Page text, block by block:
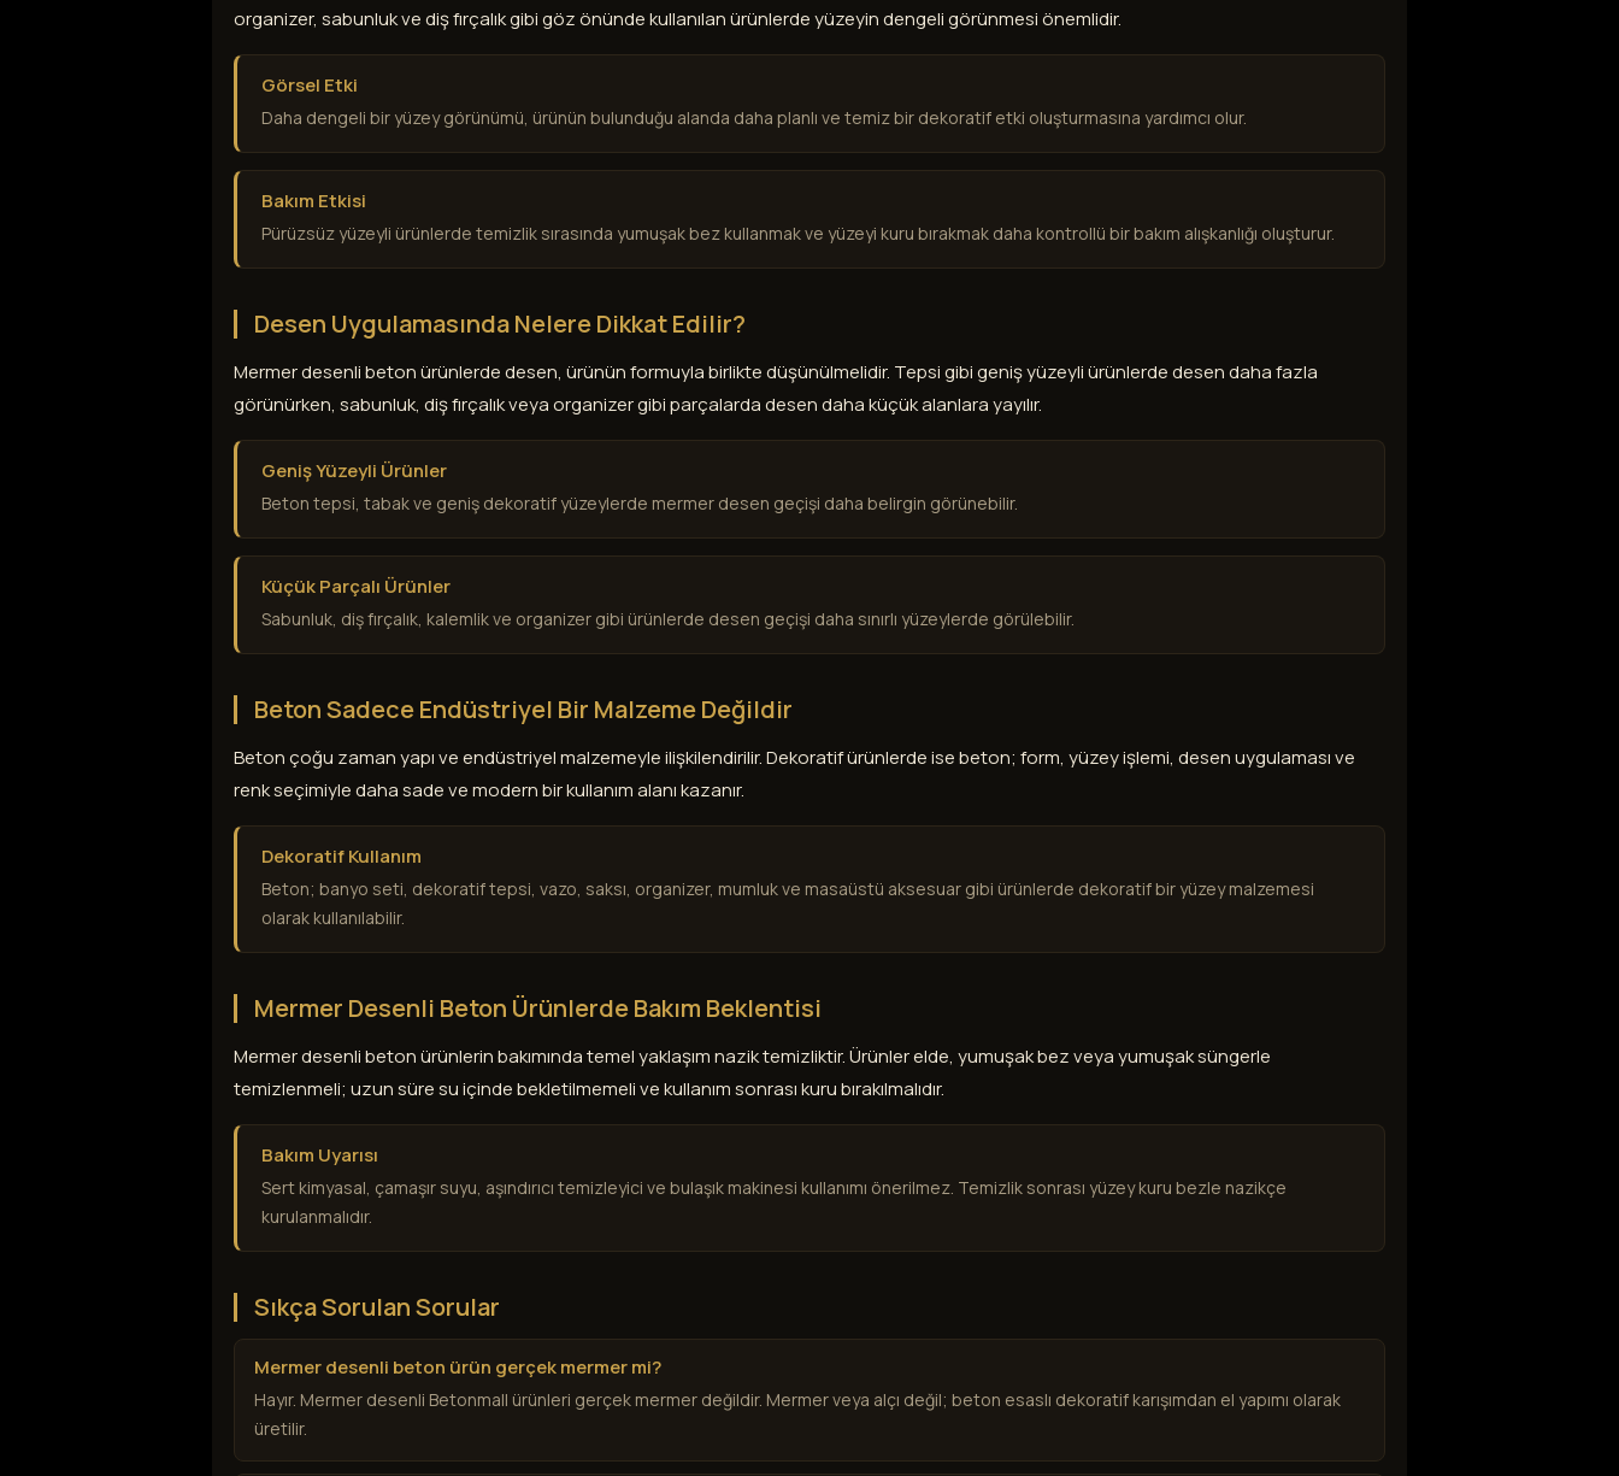
organizer, sabunluk ve diş fırçalık gibi göz önünde kullanılan ürünlerde yüzeyin dengeli görünmesi önemlidir.
Görsel Etki
Daha dengeli bir yüzey görünümü, ürünün bulunduğu alanda daha planlı ve temiz bir dekoratif etki oluşturmasına yardımcı olur.
Bakım Etkisi
Pürüzsüz yüzeyli ürünlerde temizlik sırasında yumuşak bez kullanmak ve yüzeyi kuru bırakmak daha kontrollü bir bakım alışkanlığı oluşturur.
Desen Uygulamasında Nelere Dikkat Edilir?
Mermer desenli beton ürünlerde desen, ürünün formuyla birlikte düşünülmelidir. Tepsi gibi geniş yüzeyli ürünlerde desen daha fazla
görünürken, sabunluk, diş fırçalık veya organizer gibi parçalarda desen daha küçük alanlara yayılır.
Geniş Yüzeyli Ürünler
Beton tepsi, tabak ve geniş dekoratif yüzeylerde mermer desen geçişi daha belirgin görünebilir.
Küçük Parçalı Ürünler
Sabunluk, diş fırçalık, kalemlik ve organizer gibi ürünlerde desen geçişi daha sınırlı yüzeylerde görülebilir.
Beton Sadece Endüstriyel Bir Malzeme Değildir
Beton çoğu zaman yapı ve endüstriyel malzemeyle ilişkilendirilir. Dekoratif ürünlerde ise beton; form, yüzey işlemi, desen uygulaması ve
renk seçimiyle daha sade ve modern bir kullanım alanı kazanır.
Dekoratif Kullanım
Beton; banyo seti, dekoratif tepsi, vazo, saksı, organizer, mumluk ve masaüstü aksesuar gibi ürünlerde dekoratif bir yüzey malzemesi
olarak kullanılabilir.
Mermer Desenli Beton Ürünlerde Bakım Beklentisi
Mermer desenli beton ürünlerin bakımında temel yaklaşım nazik temizliktir. Ürünler elde, yumuşak bez veya yumuşak süngerle
temizlenmeli; uzun süre su içinde bekletilmemeli ve kullanım sonrası kuru bırakılmalıdır.
Bakım Uyarısı
Sert kimyasal, çamaşır suyu, aşındırıcı temizleyici ve bulaşık makinesi kullanımı önerilmez. Temizlik sonrası yüzey kuru bezle nazikçe
kurulanmalıdır.
Sıkça Sorulan Sorular
Mermer desenli beton ürün gerçek mermer mi?
Hayır. Mermer desenli Betonmall ürünleri gerçek mermer değildir. Mermer veya alçı değil; beton esaslı dekoratif karışımdan el yapımı olarak
üretilir.